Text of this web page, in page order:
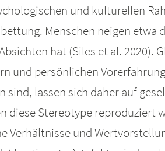
und kulturellen
Menschen neigen etwa
hat (Siles et al. 2020).
und persönlichen
sind, lassen sich daher auf
diese Stereotype reproduziert
Verhältnisse und